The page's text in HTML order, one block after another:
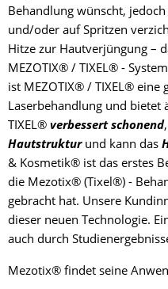
Behandlung wünscht,
und/oder auf Spritzen
Hitze zur Hautverjüngung –
MEZOTIX® / TIXEL® -
ist MEZOTIX® / TIXEL® eine
Laserbehandlung und bietet
TIXEL® verbessert schonend
Hautstruktur und kann das
& Kosmetik® ist das erstes
die Mezotix® (Tixel®) -
gebracht hat. Unsere
dieser neuen Technologie.
auch durch
Mezotix® findet seine